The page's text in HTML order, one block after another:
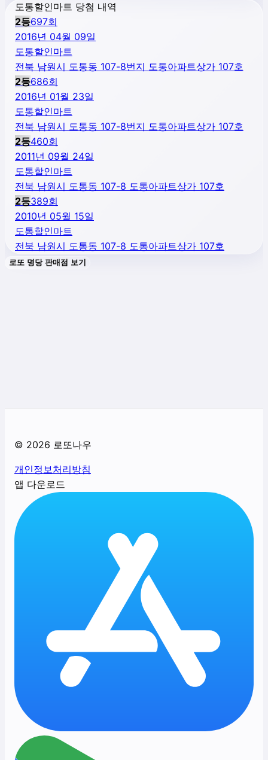
도통할인마트 당첨 내역
2등697회
2016년 04월 09일
도통할인마트
전북 남원시 도통동 107-8번지 도통아파트상가 107호
2등686회
2016년 01월 23일
도통할인마트
전북 남원시 도통동 107-8번지 도통아파트상가 107호
2등460회
2011년 09월 24일
도통할인마트
전북 남원시 도통동 107-8 도통아파트상가 107호
2등389회
2010년 05월 15일
도통할인마트
전북 남원시 도통동 107-8 도통아파트상가 107호
로또 명당 판매점 보기
© 2026 로또나우
개인정보처리방침
앱 다운로드